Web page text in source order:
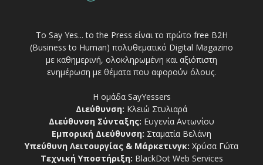
Το Say Yes... to the Press είναι το πρώτο free Β2Η
(Business to Human) πολυθεματικό Digital Magazino
με καθημερινή, ολοκληρωμένη και αξιόπιστη
ενημέρωση με θέματα που αφορούν όλους.
Η ομάδα SayYessers
Διεύθυνση: Κλειώ Στυλιαρά
Διεύθυνση Σύνταξης: Ευγενία Αντωνίου
Εμπορική Διεύθυνση: Σταματία Βελάνη
Υπεύθυνη Λειτουργίας & Μάρκετινγκ: Χρύσα Γώτα
Τεχνική Υποστήριξη: BlackDot Web Services